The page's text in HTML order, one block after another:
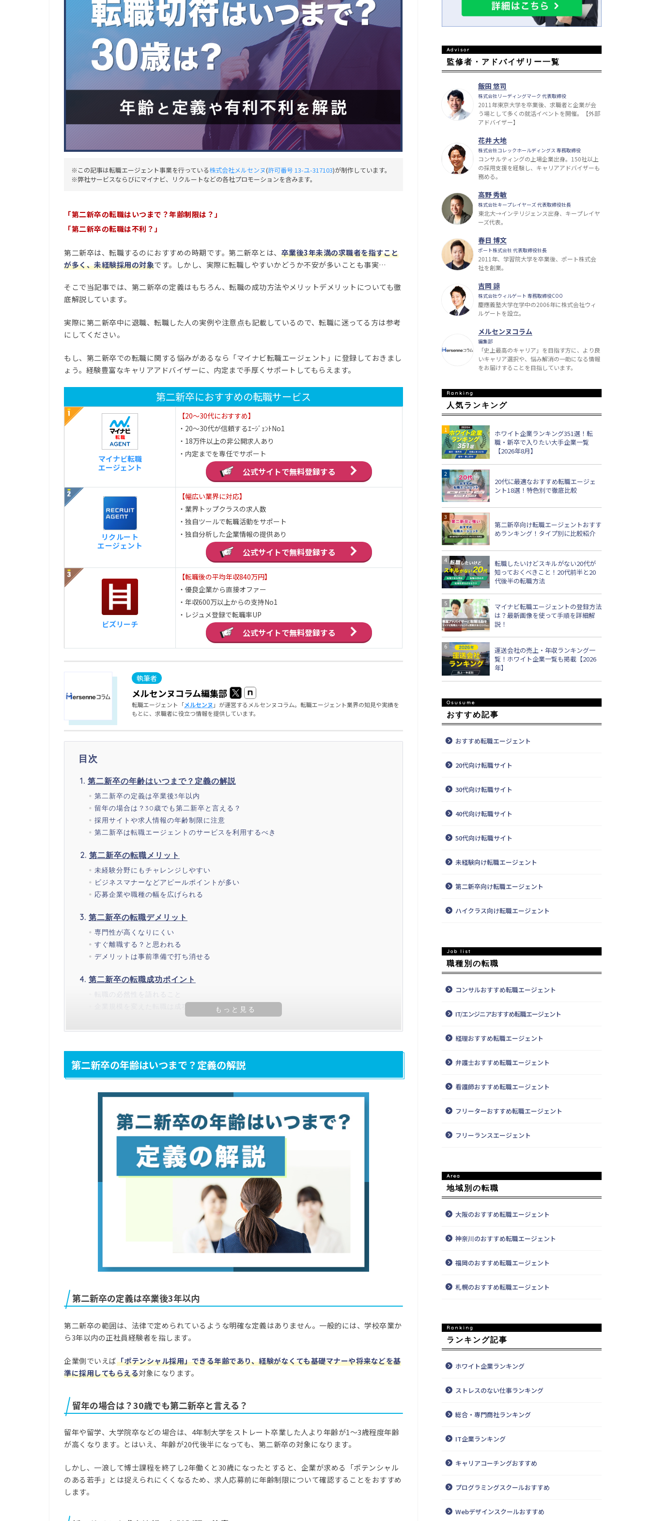
※この記事は転職エージェント事業を行っている株式会社メルセンヌ(許可番号 13-ユ-317103)が制作しています。
※弊社サービスならびにマイナビ、リクルートなどの各社プロモーションを含みます。
「第二新卒の転職はいつまで？年齢制限は？」
「第二新卒の転職は不利？」
第二新卒は、転職するのにおすすめの時期です。第二新卒とは、 卒業後3年未満の求職者を指すこと
が多く、未経験採用の対象です。しかし、実際に転職しやすいかどうか不安が多いことも事実…
そこで当記事では、第二新卒の定義はもちろん、転職の成功方法やメリットデメリットについても徹
底解説しています。
実際に第二新卒中に退職、転職した人の実例や注意点も記載しているので、転職に迷ってる方は参考
にしてください。
もし、第二新卒での転職に関する悩みがあるなら「マイナビ転職エージェント」に登録しておきまし
ょう。経験豊富なキャリアアドバイザーに、内定まで手厚くサポートしてもらえます。
第二新卒におすすめの転職サービス
マイナビ転職
エージェント
【20～30代におすすめ】
・20～30代が信頼するｴｰｼﾞｪﾝﾄNo1
・18万件以上の非公開求人あり
・内定までを専任でサポート
公式サイトで無料登録する
リクルート
エージェント
【幅広い業界に対応】
・業界トップクラスの求人数
・独自ツールで転職活動をサポート
・独自分析した企業情報の提供あり
公式サイトで無料登録する
ビズリーチ
【転職後の平均年収840万円】
・優良企業から直接オファー
・年収600万以上からの支持No1
・レジュメ登録で転職率UP
公式サイトで無料登録する
メルセンヌコラム編集部
転職エージェント「メルセンヌ 」が運営するメルセンヌコラム。転職エージェント業界の知見や実績を
もとに、求職者に役立つ情報を提供しています。
目次
第二新卒の年齢はいつまで？定義の解説
第二新卒の定義は卒業後3年以内
留年の場合は？30歳でも第二新卒と言える？
採用サイトや求人情報の年齢制限に注意
第二新卒は転職エージェントのサービスを利用するべき
第二新卒の転職メリット
未経験分野にもチャレンジしやすい
ビジネスマナーなどアピールポイントが多い
応募企業や職種の幅を広げられる
第二新卒の転職デメリット
専門性が高くなりにくい
すぐ離職する？と思われる
デメリットは事前準備で打ち消せる
第二新卒の転職成功ポイント
転職の必然性を語れること
企業規模を変えた転職は成功しやすい
第二新卒の年齢はいつまで？定義の解説
第二新卒の定義は卒業後3年以内
第二新卒の範囲は、法律で定められているような明確な定義はありません。一般的には、学校卒業か
ら3年以内の正社員経験者を指します。
企業側でいえば「ポテンシャル採用」できる年齢であり、経験がなくても基礎マナーや将来などを基
準に採用してもらえる対象になります。
留年の場合は？30歳でも第二新卒と言える？
留年や留学、大学院卒などの場合は、4年制大学をストレート卒業した人より年齢が1～3歳程度年齢
が高くなります。とはいえ、年齢が20代後半になっても、第二新卒の対象になります。
しかし、一浪して博士課程を終了し2年働くと30歳になったとすると、企業が求める「ポテンシャル
のある若手」とは捉えられにくくなるため、求人応募前に年齢制限について確認することをおすすめ
します。
監修者・アドバイザリー一覧
飯田 悠司
株式会社リーディングマーク 代表取締役
2011年東京大学を卒業後、求職者と企業が会
う場として多くの就活イベントを開催。【外部
アドバイザー】
花井 大地
株式会社コレックホールディングス 専務取締役
コンサルティングの上場企業出身。150社以上
の採用支援を経験し、キャリアアドバイザーも
務める。
高野 秀敏
株式会社キープレイヤーズ 代表取締役社長
東北大→インテリジェンス出身、キープレイヤ
ーズ代表。
春日 博文
ポート株式会社 代表取締役社長
2011年、学習院大学を卒業後、ポート株式会
社を創業。
吉岡 諒
株式会社ウィルゲート 専務取締役COO
慶應義塾大学在学中の2006年に株式会社ウィ
ルゲートを設立。
メルセンヌコラム
編集部
「史上最高のキャリア」を目指す方に、より良
いキャリア選択や、悩み解消の一助になる情報
をお届けすることを目指しています。
人気ランキング
ホワイト企業ランキング351選！転
職・新卒で入りたい大手企業一覧
【2026年8月】
20代に最適なおすすめ転職エージェ
ント18選！特色別で徹底比較
第二新卒向け転職エージェントおすす
めランキング！タイプ別に比較紹介
転職したいけどスキルがない20代が
知っておくべきこと！20代前半と20
代後半の転職方法
マイナビ転職エージェントの登録方法
は？最新画像を使って手順を詳細解
説！
運送会社の売上・年収ランキング一
覧！ホワイト企業一覧も掲載【2026
年】
おすすめ記事
おすすめ転職エージェント
20代向け転職サイト
30代向け転職サイト
40代向け転職サイト
50代向け転職サイト
未経験向け転職エージェント
第二新卒向け転職エージェント
ハイクラス向け転職エージェント
職種別の転職
コンサルおすすめ転職エージェント
IT/エンジニアおすすめ転職エージェント
経理おすすめ転職エージェント
弁護士おすすめ転職エージェント
看護師おすすめ転職エージェント
フリーターおすすめ転職エージェント
フリーランスエージェント
地域別の転職
大阪のおすすめ転職エージェント
神奈川のおすすめ転職エージェント
福岡のおすすめ転職エージェント
札幌のおすすめ転職エージェント
ランキング記事
ホワイト企業ランキング
ストレスのない仕事ランキング
総合・専門商社ランキング
IT企業ランキング
キャリアコーチングおすすめ
プログラミングスクールおすすめ
Webデザインスクールおすすめ